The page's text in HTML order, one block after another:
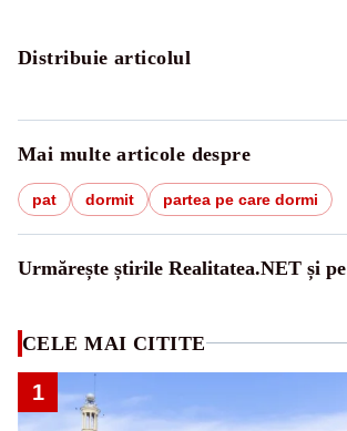
Distribuie articolul
Mai multe articole despre
pat dormit partea pe care dormi
Urmărește știrile Realitatea.NET și pe
CELE MAI CITITE
1